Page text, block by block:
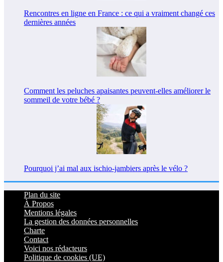
Rencontres en ligne en France : ce qui a vraiment changé ces
dernières années
Comment les peluches apaisantes peuvent-elles améliorer le
sommeil de votre bébé ?
Pourquoi j’ai mal aux ischio-jambiers après le vélo ?
Plan du site
À Propos
Mentions légales
La gestion des données personnelles
Charte
Contact
Voici nos rédacteurs
Politique de cookies (UE)